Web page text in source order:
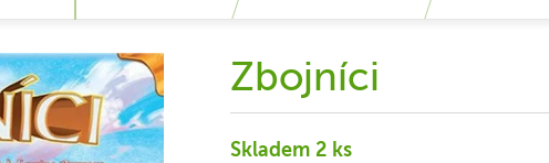
Zbojníci
Skladem 2 ks